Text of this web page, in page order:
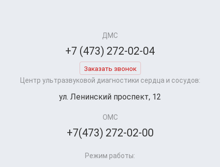
ДМС
+7 (473) 272-02-04
Заказать звонок
Центр ультразвуковой диагностики сердца и сосудов:
ул. Ленинский проспект, 12
ОМС
+7(473) 272-02-00
Режим работы: